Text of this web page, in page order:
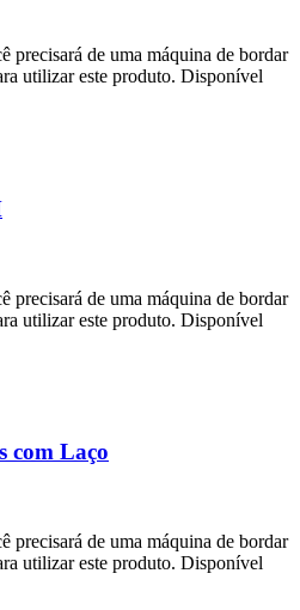
precisará de uma máquina de bordar
utilizar este produto. Disponível
precisará de uma máquina de bordar
utilizar este produto. Disponível
com Laço
precisará de uma máquina de bordar
utilizar este produto. Disponível